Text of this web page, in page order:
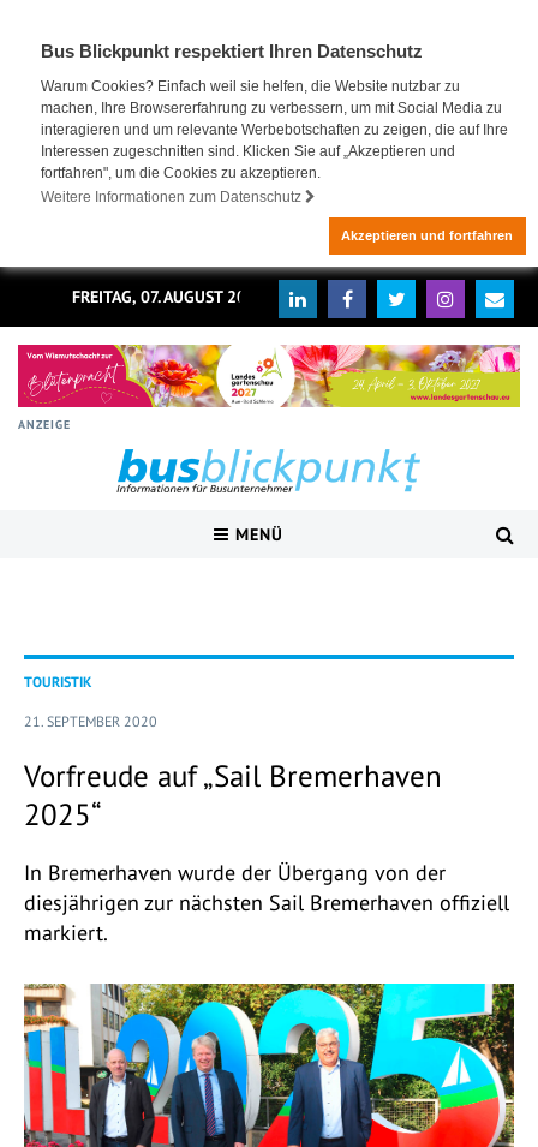
Bus Blickpunkt respektiert Ihren Datenschutz
Warum Cookies? Einfach weil sie helfen, die Website nutzbar zu
machen, Ihre Browsererfahrung zu verbessern, um mit Social Media zu
interagieren und um relevante Werbebotschaften zu zeigen, die auf Ihre
Interessen zugeschnitten sind. Klicken Sie auf „Akzeptieren und
fortfahren", um die Cookies zu akzeptieren.
Weitere Informationen zum Datenschutz
Akzeptieren und fortfahren
FREITAG, 07. AUGUST 2026
ANZEIGE
MENÜ
TOURISTIK
21. SEPTEMBER 2020
Vorfreude auf „Sail Bremerhaven
2025“
In Bremerhaven wurde der Übergang von der
diesjährigen zur nächsten Sail Bremerhaven offiziell
markiert.